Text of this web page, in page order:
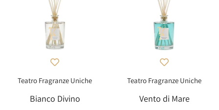
Teatro Fragranze Uniche
Vento di Mare
Teatro Fragranze Uniche
Bianco Divino